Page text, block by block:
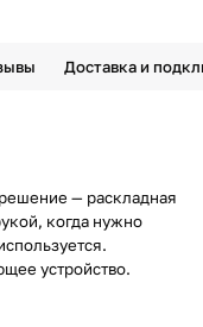
Доставка и
— раскладная
когда нужно
устройство.